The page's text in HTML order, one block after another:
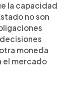
la capacidad
no son
moneda
el mercado